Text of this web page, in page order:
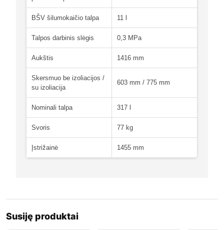
BŠV šilumokaičio talpa 11 l
Talpos darbinis slėgis 0,3 MPa
Aukštis 1416 mm
Skersmuo be izoliacijos /
su izoliacija
603 mm / 775 mm
Nominali talpa 317 l
Svoris 77 kg
Įstrižainė 1455 mm
Susiję produktai